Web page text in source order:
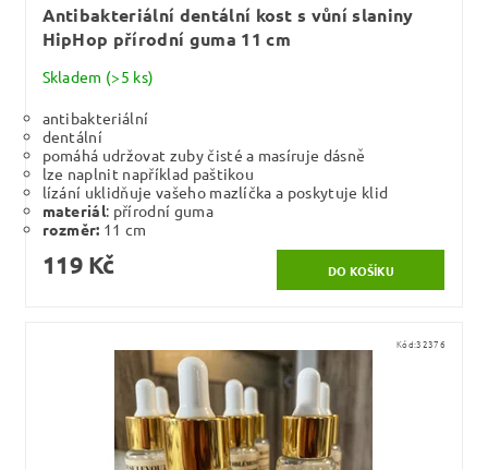
Antibakteriální dentální kost s vůní slaniny
HipHop přírodní guma 11 cm
Skladem (>5 ks)
antibakteriální
dentální
pomáhá udržovat zuby čisté a masíruje dásně
lze naplnit například paštikou
lízání uklidňuje vašeho mazlíčka a poskytuje klid
materiál: přírodní guma
rozměr: 11 cm
119 Kč
Kód:32376